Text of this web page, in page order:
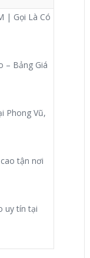
| Gọi Là Có
– Bảng Giá
Phong Vũ,
tận nơi
uy tín tại